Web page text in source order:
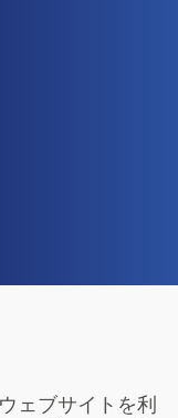
ェブサイトを利